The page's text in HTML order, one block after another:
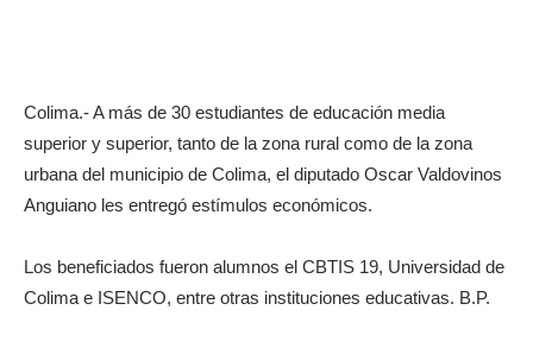
Colima.- A más de 30 estudiantes de educación media
superior y superior, tanto de la zona rural como de la zona
urbana del municipio de Colima, el diputado Oscar Valdovinos
Anguiano les entregó estímulos económicos.
Los beneficiados fueron alumnos el CBTIS 19, Universidad de
Colima e ISENCO, entre otras instituciones educativas. B.P.